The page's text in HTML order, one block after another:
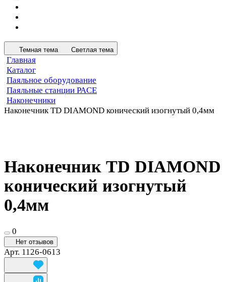
Темная тема Светлая тема
Главная
Каталог
Паяльное оборудование
Паяльные станции PACE
Наконечники
Наконечник TD DIAMOND конический изогнутый 0,4мм
Наконечник TD DIAMOND
конический изогнутый
0,4мм
0
Нет отзывов
Арт. 1126-0613